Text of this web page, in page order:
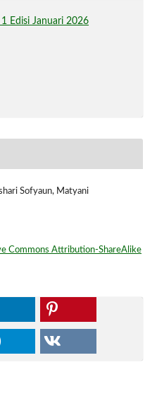
Edisi Januari 2026
Sofyaun, Matyani
Commons Attribution-ShareAlike